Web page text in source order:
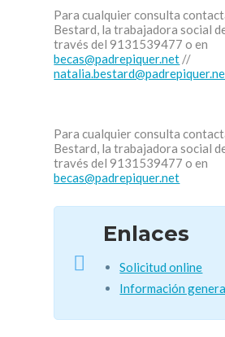
Para cualquier consulta
Bestard, la trabajadora social
través del 9131539477 o en
becas@padrepiquer.net //
Para cualquier consulta
Bestard, la trabajadora social
través del 9131539477 o en
becas@padrepiquer.net
Enlaces
Solicitud online
Información